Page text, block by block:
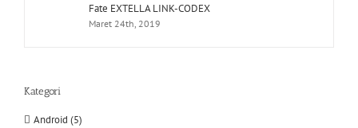
Fate EXTELLA LINK-CODEX
Maret 24th, 2019
Kategori
Android (5)